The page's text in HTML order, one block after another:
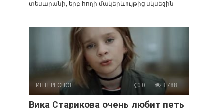
տեսարանի, երբ հողի մակերևույթից սկսեցին
ИНТЕРЕСНОЕ 0 3 788
Вика Старикова очень любит петь